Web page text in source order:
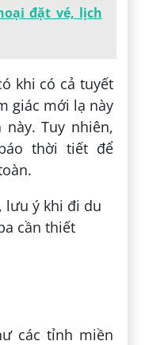
đặt vé, lịch
khi có cả tuyết
giác mới lạ này
Tuy nhiên,
thời tiết để
các tỉnh miền